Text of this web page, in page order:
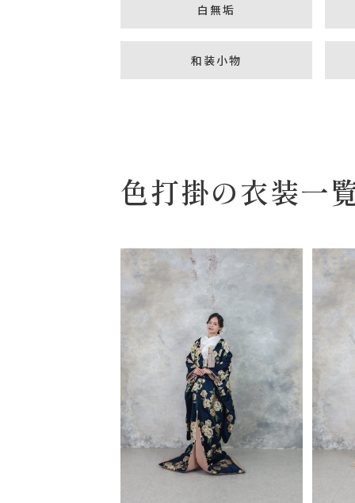
〒963-8041
福島県郡山市富田町権現林9−１
Tel.0120-05-7536
白無垢
和装小物
色打掛の衣装一